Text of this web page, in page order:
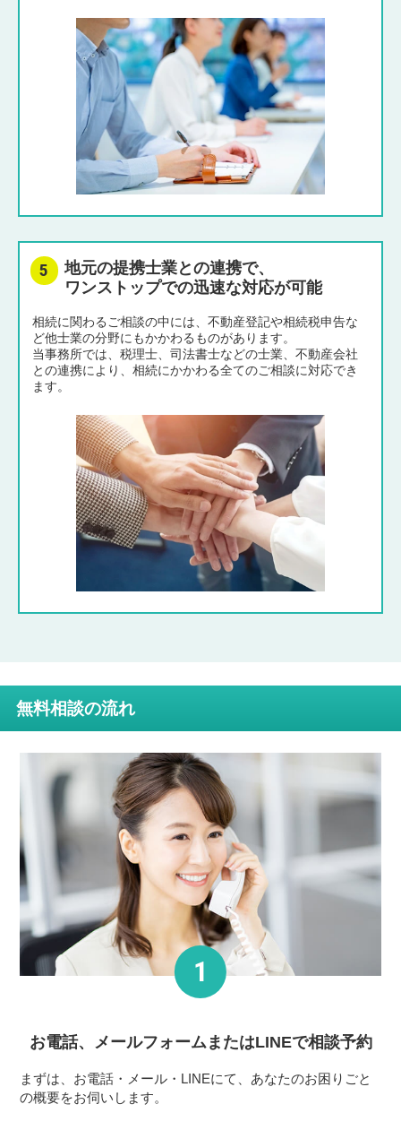
地元の提携士業との連携で、
ワンストップでの迅速な対応が可能
相続に関わるご相談の中には、不動産登記や相続税申告な
ど他士業の分野にもかかわるものがあります。
当事務所では、税理士、司法書士などの士業、不動産会社
との連携により、相続にかかわる全てのご相談に対応でき
ます。
無料相談の流れ
お電話、メールフォームまたはLINEで相談予約
まずは、お電話・メール・LINEにて、あなたのお困りごと
の概要をお伺いします。